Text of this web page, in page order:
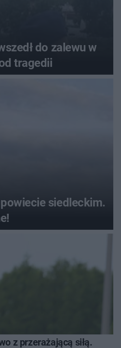
do zalewu w
tragedii
siedleckim.
z przerażającą siłą.